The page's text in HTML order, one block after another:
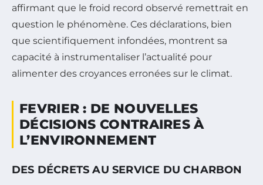
affirmant que le froid record observé remettrait en
question le phénomène. Ces déclarations, bien
que scientifiquement infondées, montrent sa
capacité à instrumentaliser l’actualité pour
alimenter des croyances erronées sur le climat.
FEVRIER : DE NOUVELLES
DÉCISIONS CONTRAIRES À
L’ENVIRONNEMENT
DES DÉCRETS AU SERVICE DU CHARBON